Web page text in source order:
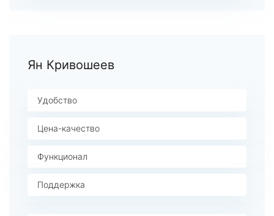
Ян Кривошеев
Удобство
Цена-качество
Функционал
Поддержка